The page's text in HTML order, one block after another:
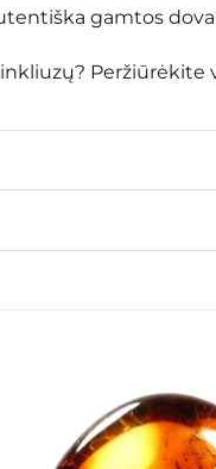
gamtos
Peržiūrėkite